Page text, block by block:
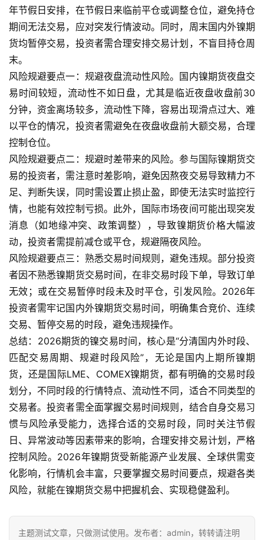
年节假日安排，在节假日来临前平仓或调整仓位，避免持仓
期间无法交易，应对突发行情波动。同时，周末国内外镍期
货均暂停交易，投资者需合理安排交易计划，不盲目持仓周
末。
风险规避要点一：规避夜盘流动性风险。国内镍期货夜盘交
易时间较短，流动性不如日盘，尤其是临近夜盘收盘前30
分钟，资金离场较多，流动性下降，容易出现滑点过大、难
以平仓的情况，投资者需避免在夜盘收盘前大额交易，合理
控制仓位。
风险规避要点二：规避时差带来的风险。参与国际镍期货交
易的投资者，需注意时差影响，避免因熬夜交易导致精力不
足、判断失误，同时需设置止损止盈，即使无法实时监控行
情，也能有效控制亏损。此外，国际市场夜间可能出现突发
消息（如地缘冲突、政策调整），导致镍期货价格大幅波
动，投资者需提前减仓或平仓，规避隔夜风险。
风险规避要点三：熟悉交易时间规则，避免违规。部分投资
者因不熟悉镍期货交易时间，在非交易时段下单，导致订单
无效；或在交易暂停时段未及时平仓，引发风险。2026年
投资者需牢记国内外镍期货交易时间，明确集合竞价、连续
交易、暂停交易的时段，避免违规操作。
总结：2026期货的镍交易时间，核心是“分清国内外时段、
匹配交易周期、规避时段风险”，无论是国内上期所镍期
货，还是国际LME、COMEX镍期货，都有明确的交易时段
划分，不同时段的行情特点、流动性不同，适合不同类型的
交易者。投资者需全面掌握交易时间规则，结合自身交易习
惯与风险承受能力，选择合适的交易时段，同时关注节假
日、异常波动等因素带来的影响，合理安排交易计划，严格
控制风险。2026年镍期货受新能源产业发展、全球供需变
化影响，行情机会丰富，只要掌握交易时间要点，规避各类
风险，就能在镍期货交易中把握机会、实现稳健盈利。
主题测试文章，只做测试使用。发布者：admin，转转请注明